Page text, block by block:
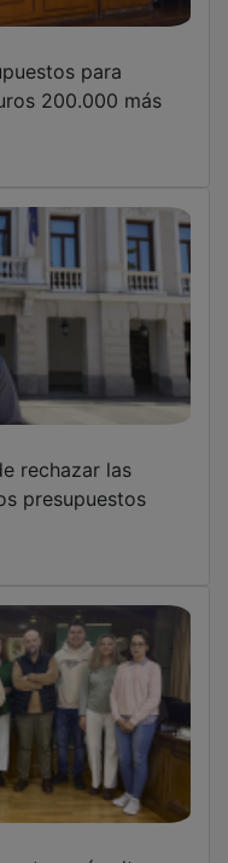
200.000 más
presupuestos